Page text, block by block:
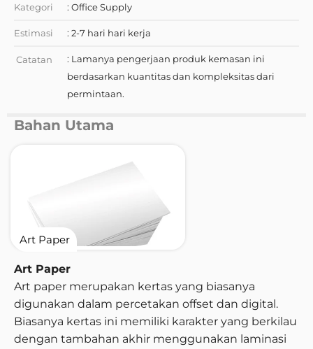
Kategori : Office Supply
Estimasi : 2-7 hari hari kerja
Catatan
: Lamanya pengerjaan produk kemasan ini
berdasarkan kuantitas dan kompleksitas dari
permintaan.
Bahan Utama
Art Paper
Art Paper
Art paper merupakan kertas yang biasanya
digunakan dalam percetakan offset dan digital.
Biasanya kertas ini memiliki karakter yang berkilau
dengan tambahan akhir menggunakan laminasi